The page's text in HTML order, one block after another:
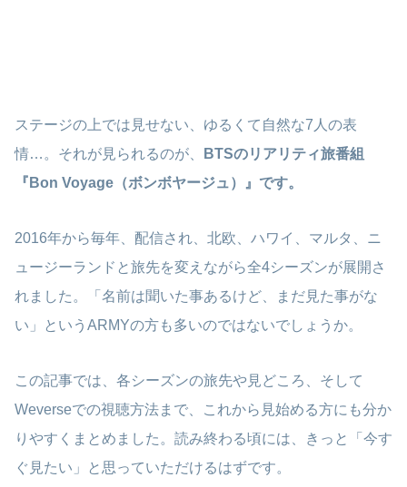
ステージの上では見せない、ゆるくて自然な7人の表
情…。それが見られるのが、
BTSのリアリティ旅番組
『Bon Voyage（ボンボヤージュ）』です。
2016年から毎年、配信され、北欧、ハワイ、マルタ、ニ
ュージーランドと旅先を変えながら全4シーズンが展開さ
れました。「名前は聞いた事あるけど、まだ見た事がな
い」というARMYの方も多いのではないでしょうか。
この記事では、各シーズンの旅先や見どころ、そして
Weverseでの視聴方法まで、これから見始める方にも分か
りやすくまとめました。読み終わる頃には、きっと「今す
ぐ見たい」と思っていただけるはずです。